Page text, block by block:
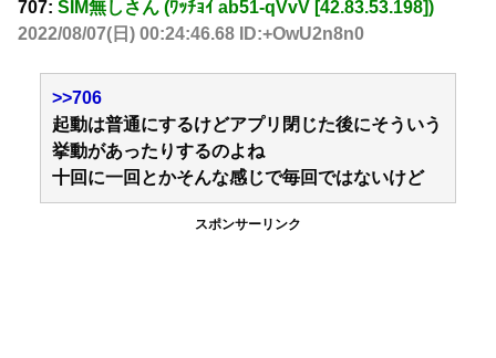
707: SIM無しさん (ﾜｯﾁｮｲ ab51-qVvV [42.83.53.198])
2022/08/07(日) 00:24:46.68 ID:+OwU2n8n0
>>706
起動は普通にするけどアプリ閉じた後にそういう
挙動があったりするのよね
十回に一回とかそんな感じで毎回ではないけど
スポンサーリンク